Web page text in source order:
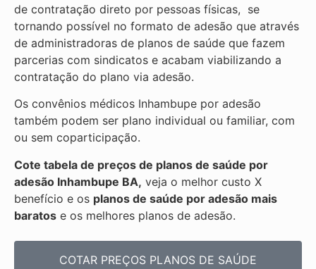
de contratação direto por pessoas físicas, se
tornando possível no formato de adesão que através
de administradoras de planos de saúde que fazem
parcerias com sindicatos e acabam viabilizando a
contratação do plano via adesão.
Os convênios médicos Inhambupe por adesão
também podem ser plano individual ou familiar, com
ou sem coparticipação.
Cote tabela de preços de planos de saúde por
adesão Inhambupe BA, veja o melhor custo X
benefício e os planos de saúde por adesão mais
baratos e os melhores planos de adesão.
COTAR PREÇOS PLANOS DE SAÚDE